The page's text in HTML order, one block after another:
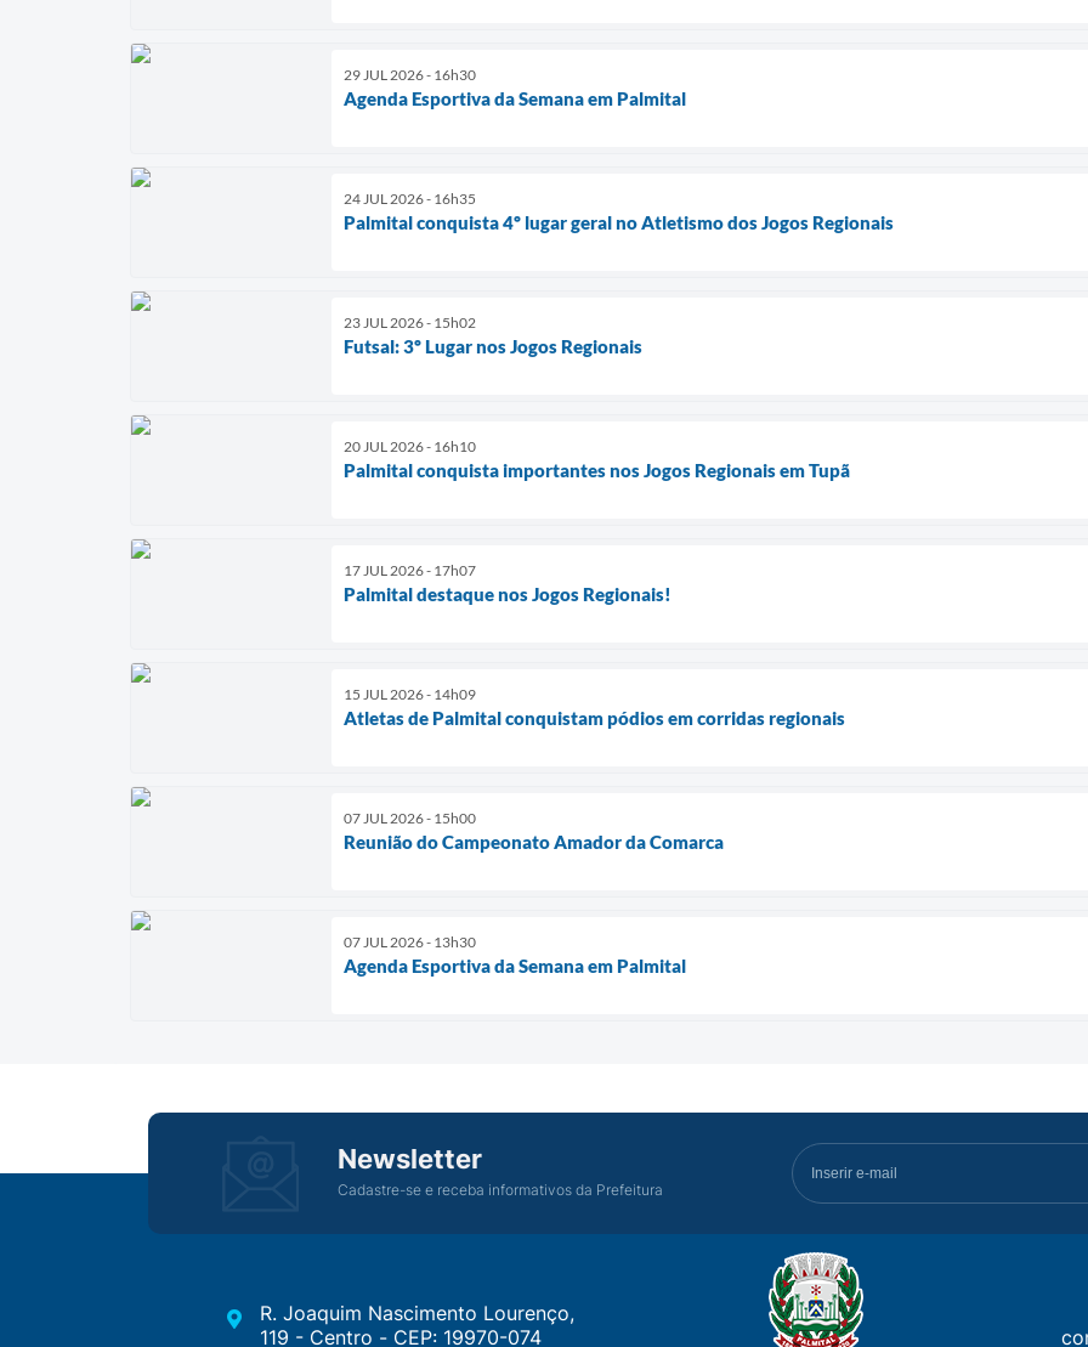
29 JUL 2026 - 16h30
Agenda Esportiva da Semana em Palmital
24 JUL 2026 - 16h35
Palmital conquista 4º lugar geral no Atletismo dos Jogos Regionais
23 JUL 2026 - 15h02
Futsal: 3º Lugar nos Jogos Regionais
20 JUL 2026 - 16h10
Palmital conquista importantes nos Jogos Regionais em Tupã
17 JUL 2026 - 17h07
Palmital destaque nos Jogos Regionais!
15 JUL 2026 - 14h09
Atletas de Palmital conquistam pódios em corridas regionais
07 JUL 2026 - 15h00
Reunião do Campeonato Amador da Comarca
07 JUL 2026 - 13h30
Agenda Esportiva da Semana em Palmital
Newsletter
Cadastre-se e receba informativos da Prefeitura
R. Joaquim Nascimento Lourenço,
119 - Centro - CEP: 19970-074